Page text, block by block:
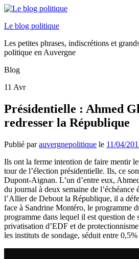
Le blog politique
Les petites phrases, indiscrétions et
politique en Auvergne
Blog
11 Avr
Présidentielle : Ahmed
redresser la République
Publié parauvergnepolitique le 11/04/
Ils ont la ferme intention de faire mentir
tour de l’élection présidentielle. Ils, ce
Dupont-Aignan. L’un d’entre eux,
du journal à deux semaine de l’échéance
l’Allier de Debout la République, il a
face à Sandrine Montéro, le programme
programme dans lequel il est question de
privatisation d’EDF et de
les instituts de sondage, séduit entre